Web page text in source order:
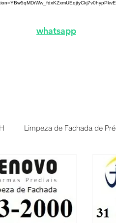
whatsapp
Limpeza de Fachada de
Preço Reforma Predial BH
de fac Brasil